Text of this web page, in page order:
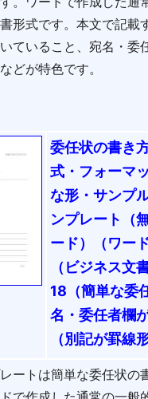
形式です。本文で記載
ていること、宛名・委
どが特色です。
委任状の書き
式・フォーマ
な形・サンプ
ンプレート（
ード）（ワー
（ビジネス文
18（簡単な
名・委任者欄
（別記が罫線
ートは簡単な委任状の